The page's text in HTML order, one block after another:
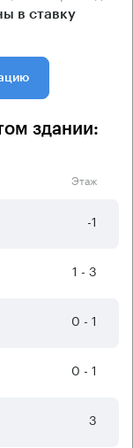
в ставку
здании:
Этаж
-1
1 - 3
0 - 1
0 - 1
3